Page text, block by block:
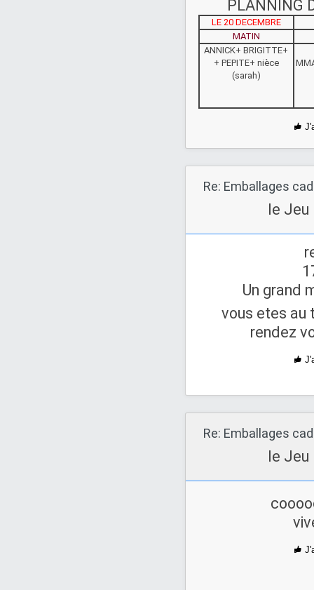
PLANNING
LE 20 DECEMBRE
MATIN
ANNICK+ BRIGITTE+
+ PEPITE+ nièce
(sarah)
Re: Emballages
le Jeu
Un grand
vous etes
rendez
Re: Emballages
le Jeu